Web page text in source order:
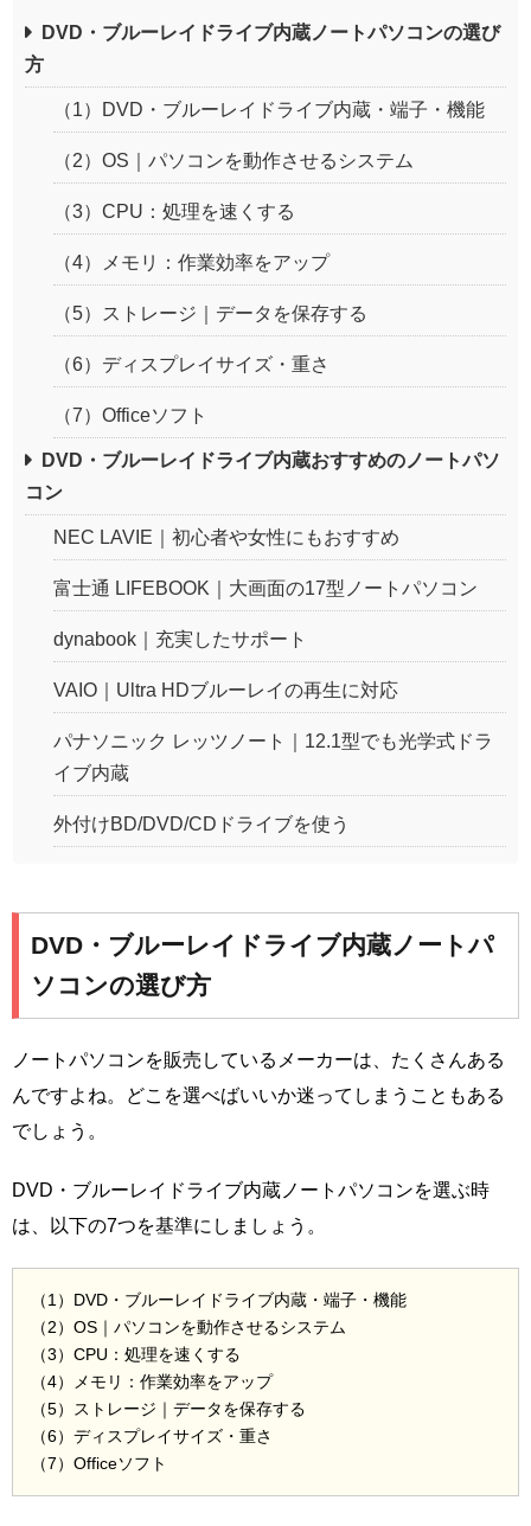
DVD・ブルーレイドライブ内蔵ノートパソコンの選び
方
（1）DVD・ブルーレイドライブ内蔵・端子・機能
（2）OS｜パソコンを動作させるシステム
（3）CPU：処理を速くする
（4）メモリ：作業効率をアップ
（5）ストレージ｜データを保存する
（6）ディスプレイサイズ・重さ
（7）Officeソフト
DVD・ブルーレイドライブ内蔵おすすめのノートパソ
コン
NEC LAVIE｜初心者や女性にもおすすめ
富士通 LIFEBOOK｜大画面の17型ノートパソコン
dynabook｜充実したサポート
VAIO｜Ultra HDブルーレイの再生に対応
パナソニック レッツノート｜12.1型でも光学式ドラ
イブ内蔵
外付けBD/DVD/CDドライブを使う
DVD・ブルーレイドライブ内蔵ノートパ
ソコンの選び方
ノートパソコンを販売しているメーカーは、たくさんある
んですよね。どこを選べばいいか迷ってしまうこともある
でしょう。
DVD・ブルーレイドライブ内蔵ノートパソコンを選ぶ時
は、以下の7つを基準にしましょう。
（1）DVD・ブルーレイドライブ内蔵・端子・機能
（2）OS｜パソコンを動作させるシステム
（3）CPU：処理を速くする
（4）メモリ：作業効率をアップ
（5）ストレージ｜データを保存する
（6）ディスプレイサイズ・重さ
（7）Officeソフト